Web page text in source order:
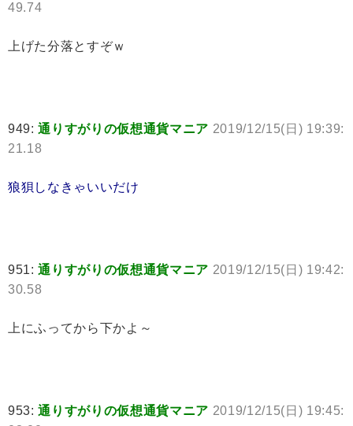
49.74
上げた分落とすぞｗ
949:通りすがりの仮想通貨マニア 2019/12/15(日) 19:39:
21.18
狼狽しなきゃいいだけ
951:通りすがりの仮想通貨マニア 2019/12/15(日) 19:42:
30.58
上にふってから下かよ～
953:通りすがりの仮想通貨マニア 2019/12/15(日) 19:45: